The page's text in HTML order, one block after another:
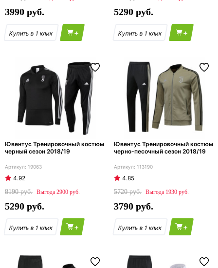
3990
+
5290
+
Ювентус Тренировочный костюм
черный сезон 2018/19
19063
4.92
8190
2900
5290
+
Ювентус Тренировочный костюм
черно-песочный сезон 2018/19
113190
4.85
5720
1930
3790
+